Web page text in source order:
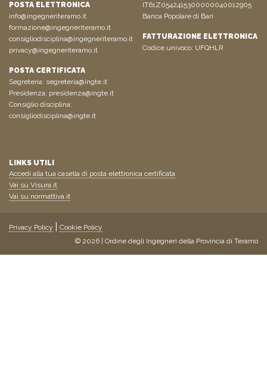
POSTA ELETTRONICA
info@ingegneriteramo.it
formazione@ingegneriteramo.it
consigliodisciplina@ingegneriteramo.it
privacy@ingegneriteramo.it
POSTA CERTIFICATA
Segreteria: segreteria@ingte.it
Presidenza: presidenza@ingte.it
Consiglio disciplina:
consigliodisciplina@ingte.it
IT61Z0542415300000040012905
Banca Popolare di Bari
FATTURAZIONE ELETTRONICA
Codice univoco: UFQHLR
LINKS UTILI
Accedi alla tua casella di posta elettronica certificata
Vai su Visura.it
Vai su normattiva.it
Privacy Policy
Cookie Policy
© 2026 | Ordine degli Ingegneri della Provincia di Teramo